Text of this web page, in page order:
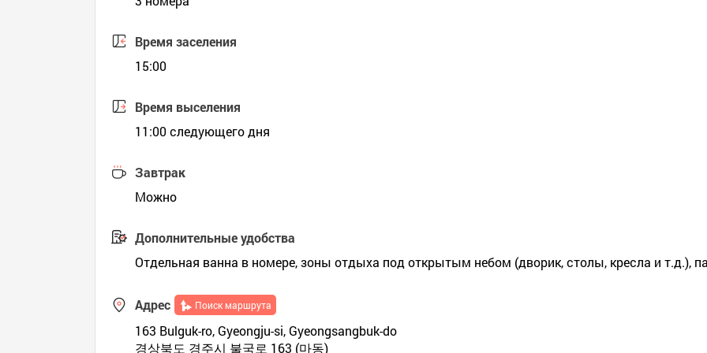
Время заселения
15:00
Время выселения
11:00 следующего дня
Завтрак
Можно
Дополнительные удобства
Отдельная ванна в номере, зоны отдыха под открытым небом (дворик, столы, кресла и т.д.),
Адрес Поиск маршрута
163 Bulguk-ro, Gyeongju-si, Gyeongsangbuk-do
경상북도 경주시 불국로 163 (마동)